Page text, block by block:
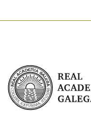
Real Academia Galega